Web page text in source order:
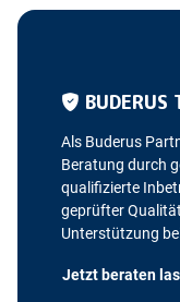
BUDERUS
Als Buderus
Beratung durch
qualifizierte
geprüfter
Unterstützung
Jetzt beraten